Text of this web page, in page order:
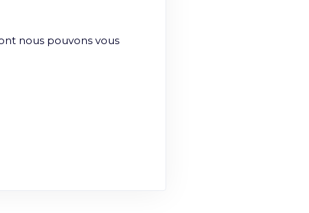
nous pouvons vous